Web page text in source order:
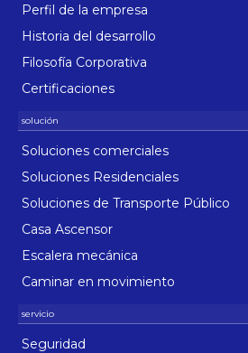
Perfil de la empresa
Historia del desarrollo
Filosofía Corporativa
Certificaciones
Soluciones comerciales
Soluciones Residenciales
Soluciones de Transporte Público
Casa Ascensor
Escalera mecánica
Caminar en movimiento
Seguridad